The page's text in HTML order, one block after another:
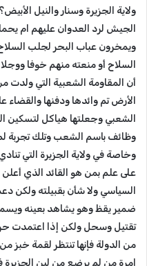
ولاية الجزيرة وسنار والنيل
الجيش لرد العدوان عليهم ام
ويمخرون عباب البحر لجلب
السلاح أو منعته منهم خوفا
أن المقاومة الشعبية التي ولدت
الأرض تم وائدها ودفنها والقضاء
الشعبي وجعلتها هياكل لتسكين
وظائف باسم الشعب وتلك تجربة
وخاصة في ولاية الجزيرة التي
على علم بمن هو القائد الذي
السياسي ولا شأن بقبيلته ولكن
ضمير يقظ وهو يشاهد بعينه
تقتيل وسحل ولكن إذا اعتمدت
من الدولة فإنها تنتظر لقمة خبز
امرة من لم يرضع من لبن